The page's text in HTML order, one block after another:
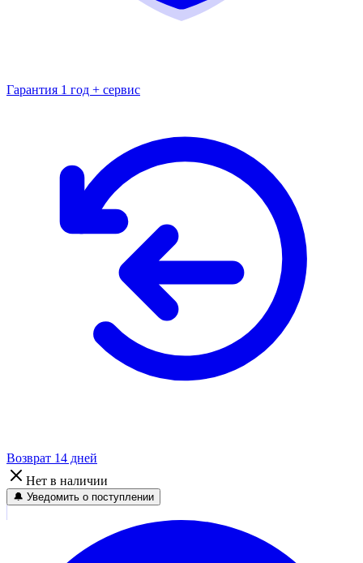
Гарантия 1 год + сервис
Возврат 14 дней
Нет в наличии
🔔 Уведомить о поступлении